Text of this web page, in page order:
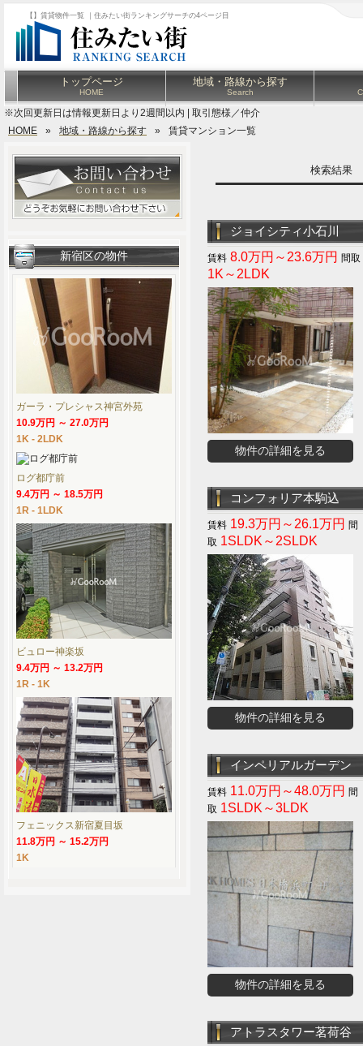
【】賃貸物件一覧 ｜住みたい街ランキングサーチの4ページ目
トップページ
HOME
地域・路線から探す
Search
※次回更新日は情報更新日より2週間以内 | 取引態様／仲介
HOME
» 地域・路線から探す » 賃貸マンション一覧
検索結
ジョイシティ小石川
8.0万円～23.6万円
1K～2LDK
物件の詳細を見る
コンフォリア本駒込
19.3万円～26.1万円
1SLDK～2SLDK
物件の詳細を見る
インペリアルガーデン
11.0万円～48.0万円
1SLDK～3LDK
物件の詳細を見る
アトラスタワー茗荷谷
新宿区の物件
ガーラ・プレシャス神宮外苑
10.9万円 ～ 27.0万円
1K - 2LDK
ログ都庁前
9.4万円 ～ 18.5万円
1R - 1LDK
ビュロー神楽坂
9.4万円 ～ 13.2万円
1R - 1K
フェニックス新宿夏目坂
11.8万円 ～ 15.2万円
1K